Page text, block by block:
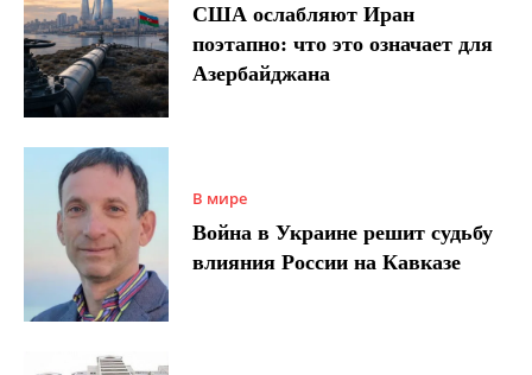
США ослабляют Иран
поэтапно: что это означает для
Азербайджана
В мире
Война в Украине решит судьбу
влияния России на Кавказе